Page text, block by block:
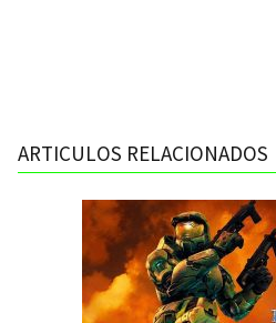
ARTICULOS RELACIONADOS